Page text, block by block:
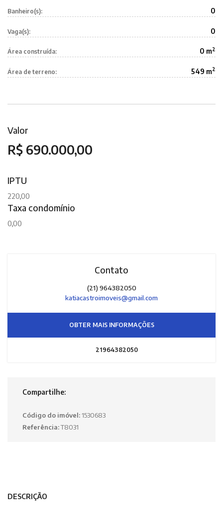
Banheiro(s): 0
Vaga(s): 0
Área construída: 0 m2
Área de terreno: 549 m2
Valor
R$ 690.000,00
IPTU
220,00
Taxa condomínio
0,00
Contato
(21) 964382050
katiacastroimoveis@gmail.com
OBTER MAIS INFORMAÇÕES
21964382050
Compartilhe:
Código do imóvel:1530683
Referência:T8031
DESCRIÇÃO